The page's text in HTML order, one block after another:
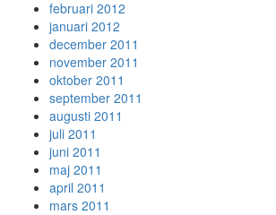
februari 2012
januari 2012
december 2011
november 2011
oktober 2011
september 2011
augusti 2011
juli 2011
juni 2011
maj 2011
april 2011
mars 2011